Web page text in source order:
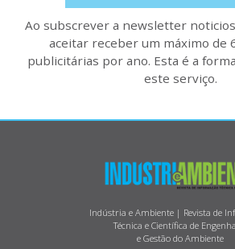
Ao subscrever a newsletter
aceitar receber um máximo de
publicitárias por ano. Esta é a
este serviço.
Indústria e Ambiente | Revista de
Técnica e Científica de
e Gestão do Ambiente